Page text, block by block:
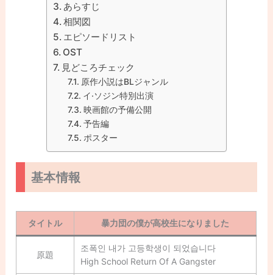
あらすじ
相関図
エピソードリスト
OST
見どころチェック
原作小説はBLジャンル
イ·ソジン特別出演
映画館の予備公開
予告編
ポスター
基本情報
タイトル 暴力団の僕が高校生になりました
原題
조폭인 내가 고등학생이 되었습니다
High School Return Of A Gangster